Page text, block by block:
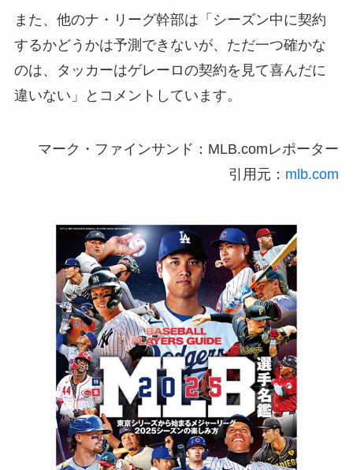
また、他のナ・リーグ幹部は「シーズン中に契約
するかどうかは予測できないが、ただ一つ確かな
のは、タッカーはゲレーロの契約を見て喜んだに
違いない」とコメントしています。
マーク・ファインサンド：MLB.comレポーター
引用元： mlb.com